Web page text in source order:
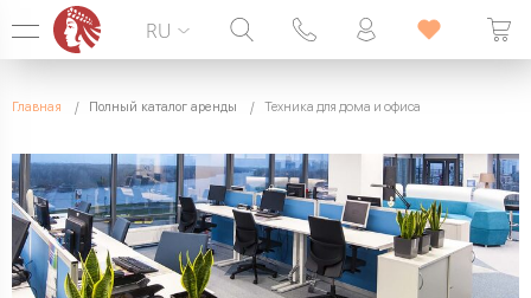
099 338 00 22
RU
Главная Полный каталог аренды Техника для дома и офиса